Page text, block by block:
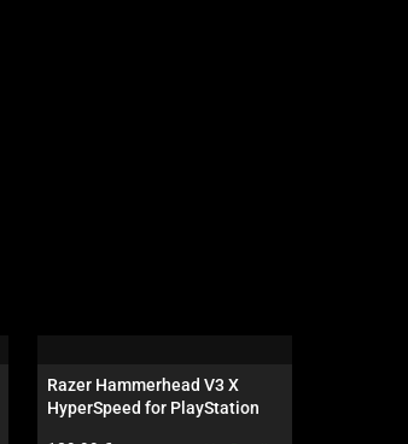
Razer Hammerhead V3 X
HyperSpeed for PlayStation